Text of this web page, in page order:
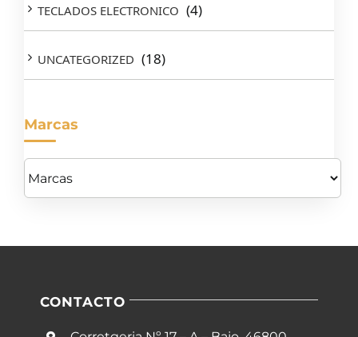
TECLADOS ELECTRONICO (4)
UNCATEGORIZED (18)
Marcas
CONTACTO